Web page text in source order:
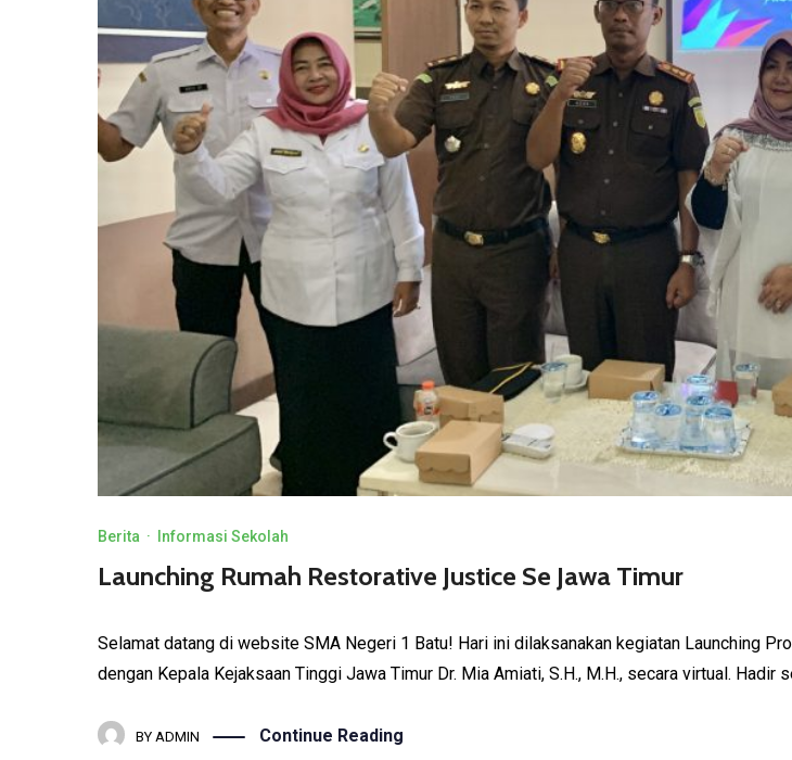
Berita · Informasi Sekolah
Launching Rumah Restorative Justice Se Jawa Timur
Selamat datang di website SMA Negeri 1 Batu! Hari ini dilaksanakan kegiatan Launching
dengan Kepala Kejaksaan Tinggi Jawa Timur Dr. Mia Amiati, S.H., M.H., secara virtual. Hadir
BY ADMIN Continue Reading